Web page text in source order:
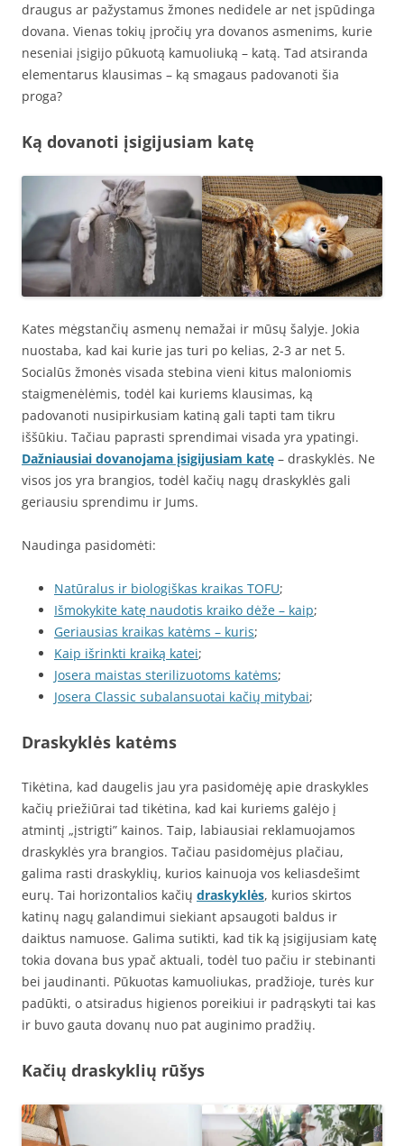
draugus ar pažystamus žmones nedidele ar net įspūdinga
dovana. Vienas tokių įpročių yra dovanos asmenims, kurie
neseniai įsigijo pūkuotą kamuoliuką – katą. Tad atsiranda
elementarus klausimas – ką smagaus padovanoti šia
proga?
Ką dovanoti įsigijusiam katę
Kates mėgstančių asmenų nemažai ir mūsų šalyje. Jokia
nuostaba, kad kai kurie jas turi po kelias, 2-3 ar net 5.
Socialūs žmonės visada stebina vieni kitus maloniomis
staigmenėlėmis, todėl kai kuriems klausimas, ką
padovanoti nusipirkusiam katiną gali tapti tam tikru
iššūkiu. Tačiau paprasti sprendimai visada yra ypatingi.
Dažniausiai dovanojama įsigijusiam katę – draskyklės. Ne
visos jos yra brangios, todėl kačių nagų draskyklės gali
geriausiu sprendimu ir Jums.
Naudinga pasidomėti:
Natūralus ir biologiškas kraikas TOFU;
Išmokykite katę naudotis kraiko dėže – kaip;
Geriausias kraikas katėms – kuris;
Kaip išrinkti kraiką katei;
Josera maistas sterilizuotoms katėms;
Josera Classic subalansuotai kačių mitybai;
Draskyklės katėms
Tikėtina, kad daugelis jau yra pasidomėję apie draskykles
kačių priežiūrai tad tikėtina, kad kai kuriems galėjo į
atmintį „įstrigti” kainos. Taip, labiausiai reklamuojamos
draskyklės yra brangios. Tačiau pasidomėjus plačiau,
galima rasti draskyklių, kurios kainuoja vos keliasdešimt
eurų. Tai horizontalios kačių draskyklės, kurios skirtos
katinų nagų galandimui siekiant apsaugoti baldus ir
daiktus namuose. Galima sutikti, kad tik ką įsigijusiam katę
tokia dovana bus ypač aktuali, todėl tuo pačiu ir stebinanti
bei jaudinanti. Pūkuotas kamuoliukas, pradžioje, turės kur
padūkti, o atsiradus higienos poreikiui ir padrąskyti tai kas
ir buvo gauta dovanų nuo pat auginimo pradžių.
Kačių draskyklių rūšys